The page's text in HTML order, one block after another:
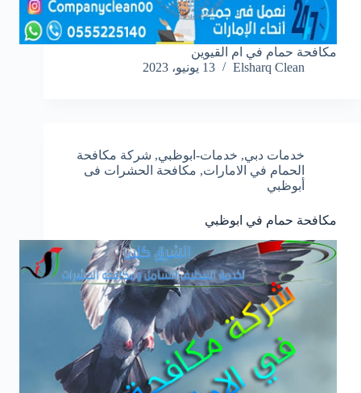
مكافحة حمام في ام القيوين
Elsharq Clean
13 يونيو، 2023
خدمات دبي, خدمات-ابوظبي, شركة مكافحة
الحمام في الامارات, مكافحة الحشرات فى
أبوظبي
مكافحة حمام في ابوظبي